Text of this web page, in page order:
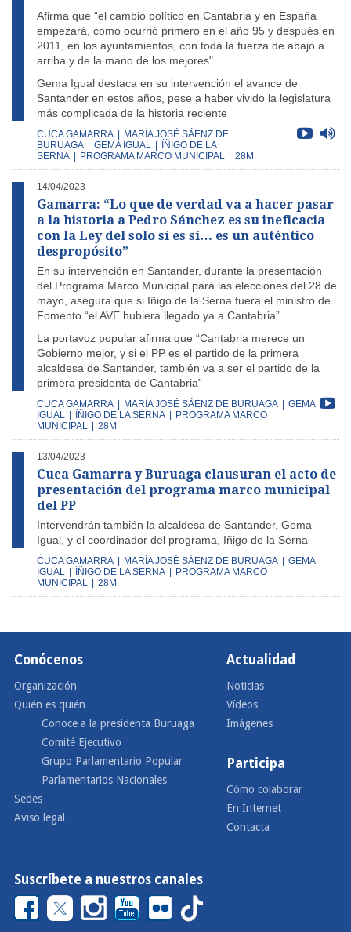
Afirma que “el cambio político en Cantabria y en España
empezará, como ocurrió primero en el año 95 y después en
2011, en los ayuntamientos, con toda la fuerza de abajo a
arriba y de la mano de los mejores"
Gema Igual destaca en su intervención el avance de
Santander en estos años, pese a haber vivido la legislatura
más complicada de la historia reciente
CUCA GAMARRA
MARÍA JOSÉ SÁENZ DE
BURUAGA
GEMA IGUAL
ÍÑIGO DE LA
SERNA
PROGRAMA MARCO MUNICIPAL 28M
14/04/2023
Gamarra: “Lo que de verdad va a hacer pasar
a la historia a Pedro Sánchez es su ineficacia
con la Ley del solo sí es sí… es un auténtico
despropósito”
En su intervención en Santander, durante la presentación
del Programa Marco Municipal para las elecciones del 28 de
mayo, asegura que si Iñigo de la Serna fuera el ministro de
Fomento “el AVE hubiera llegado ya a Cantabria”
La portavoz popular afirma que “Cantabria merece un
Gobierno mejor, y si el PP es el partido de la primera
alcaldesa de Santander, también va a ser el partido de la
primera presidenta de Cantabria”
CUCA GAMARRA MARÍA JOSÉ SÁENZ DE BURUAGA
GEMA
IGUAL
ÍÑIGO DE LA SERNA
PROGRAMA MARCO
MUNICIPAL
28M
13/04/2023
Cuca Gamarra y Buruaga clausuran el acto de
presentación del programa marco municipal
del PP
Intervendrán también la alcaldesa de Santander, Gema
Igual, y el coordinador del programa, Iñigo de la Serna
CUCA GAMARRA MARÍA JOSÉ SÁENZ DE BURUAGA
GEMA
IGUAL
ÍÑIGO DE LA SERNA
PROGRAMA MARCO
MUNICIPAL
28M
Conócenos
Organización
Quién es quién
Conoce a la presidenta Buruaga
Comité Ejecutivo
Grupo Parlamentario Popular
Parlamentarios Nacionales
Sedes
Aviso legal
Actualidad
Noticias
Vídeos
Imágenes
Participa
Cómo colaborar
En Internet
Contacta
Suscríbete a nuestros canales